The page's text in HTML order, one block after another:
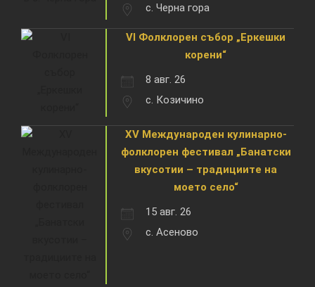
с. Черна гора
VI Фолклорен събор „Еркешки
корени“
8 авг. 26
с. Козичино
XV Международен кулинарно-
фолклорен фестивал „Банатски
вкусотии – традициите на
моето село“
15 авг. 26
с. Асеново